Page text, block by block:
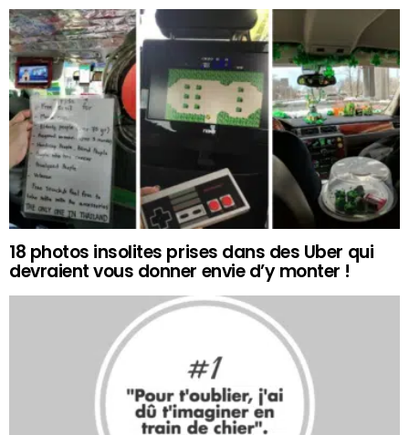
18 photos insolites prises dans des Uber qui
devraient vous donner envie d’y monter !